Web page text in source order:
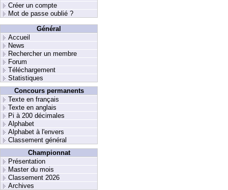
Créer un compte
Mot de passe oublié ?
Général
Accueil
News
Rechercher un membre
Forum
Téléchargement
Statistiques
Concours permanents
Texte en français
Texte en anglais
Pi à 200 décimales
Alphabet
Alphabet à l'envers
Classement général
Championnat
Présentation
Master du mois
Classement 2026
Archives